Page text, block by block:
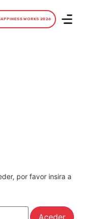
WORKS 2026
por favor insira a